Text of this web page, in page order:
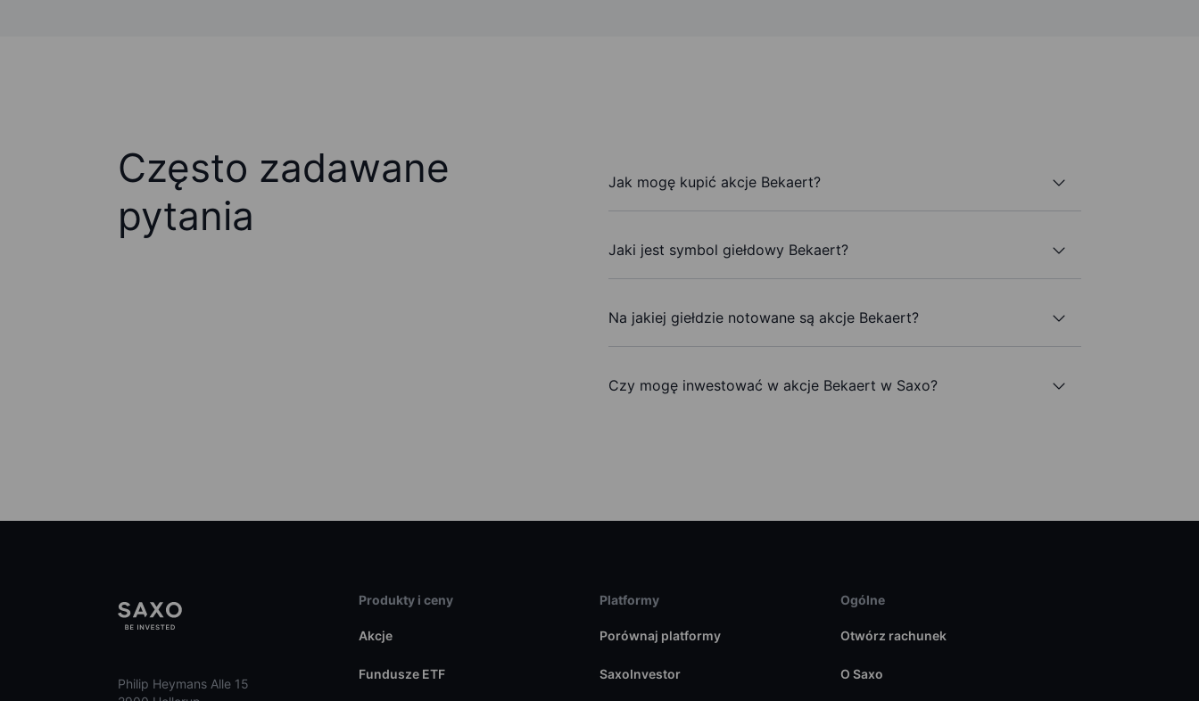
Często zadawane
pytania
Jak mogę kupić akcje Bekaert?
Jaki jest symbol giełdowy Bekaert?
Na jakiej giełdzie notowane są akcje Bekaert?
Czy mogę inwestować w akcje Bekaert w Saxo?
Philip Heymans Alle 15
Produkty i ceny
Akcje
Fundusze ETF
Platformy
Porównaj platformy
SaxoInvestor
Ogólne
Otwórz rachunek
O Saxo